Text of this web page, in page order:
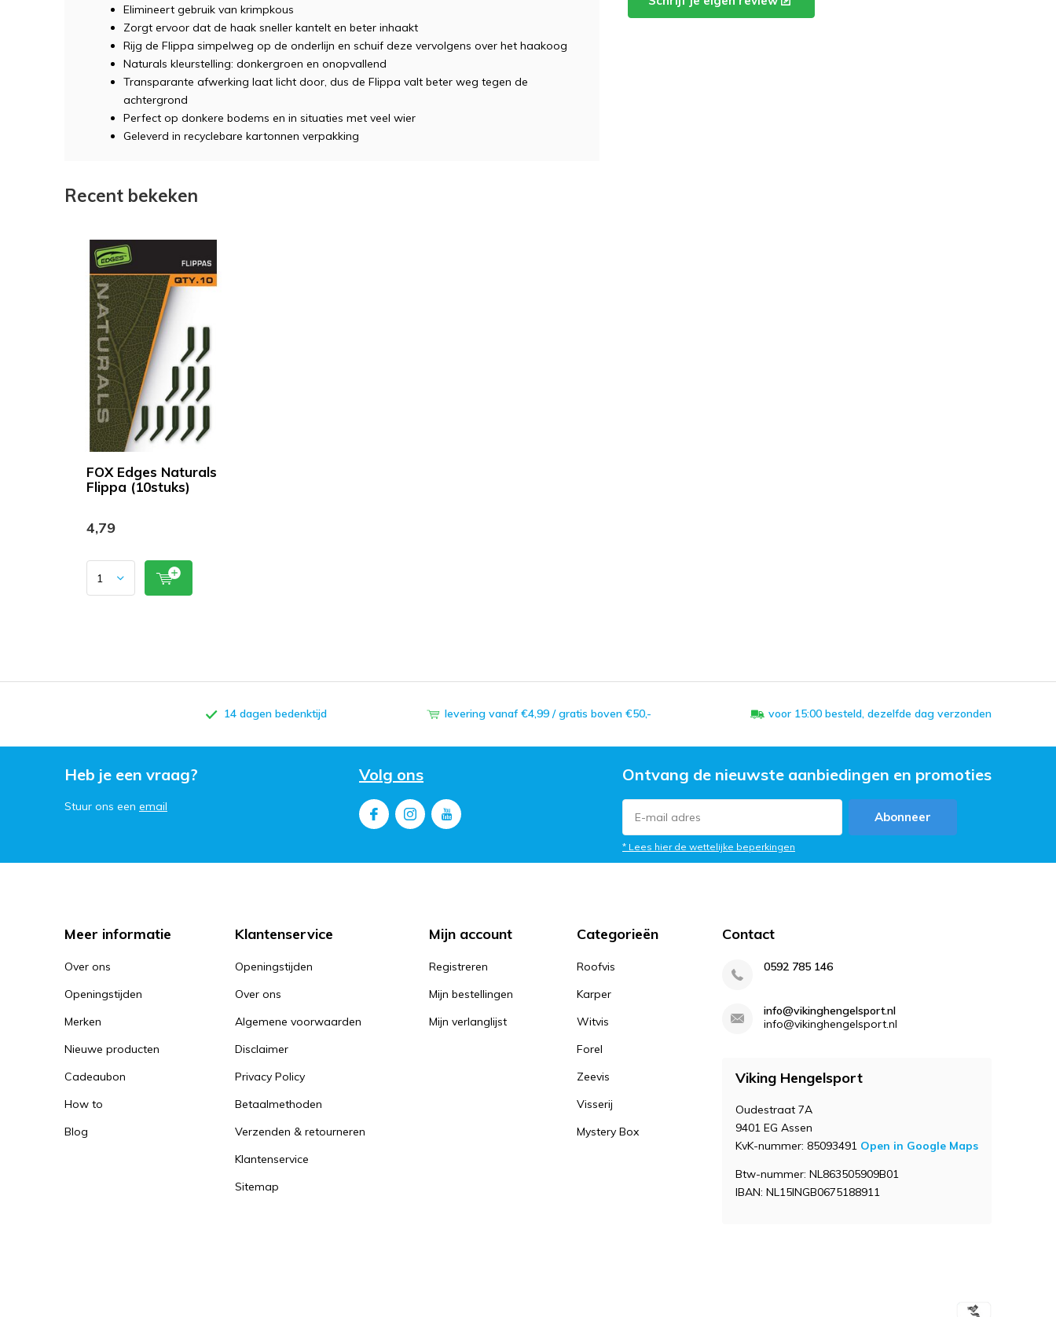
Elimineert gebruik van krimpkous
Zorgt ervoor dat de haak sneller kantelt en beter inhaakt
Rijg de Flippa simpelweg op de onderlijn en schuif deze vervolgens over het haakoog
Naturals kleurstelling: donkergroen en onopvallend
Transparante afwerking laat licht door, dus de Flippa valt beter weg tegen de
achtergrond
Perfect op donkere bodems en in situaties met veel wier
Geleverd in recyclebare kartonnen verpakking
Recent bekeken
FOX Edges Naturals
Flippa (10stuks)
4,79
14 dagen bedenktijd levering vanaf €4,99 / gratis boven €50,- voor 15:00 besteld, dezelfde dag verzonden
Heb je een vraag?
Stuur ons een email
Volg ons Ontvang de nieuwste aanbiedingen en promoties
Abonneer
* Lees hier de wettelijke beperkingen
Meer informatie
Over ons
Openingstijden
Merken
Nieuwe producten
Cadeaubon
How to
Blog
Klantenservice
Openingstijden
Over ons
Algemene voorwaarden
Disclaimer
Privacy Policy
Betaalmethoden
Verzenden & retourneren
Klantenservice
Sitemap
Mijn account
Registreren
Mijn bestellingen
Mijn verlanglijst
Categorieën
Roofvis
Karper
Witvis
Forel
Zeevis
Visserij
Mystery Box
Contact
0592 785 146
info@vikinghengelsport.nl
info@vikinghengelsport.nl
Viking Hengelsport
Oudestraat 7A
9401 EG Assen
KvK-nummer: 85093491 Open in Google Maps
Btw-nummer: NL863505909B01
IBAN: NL15INGB0675188911